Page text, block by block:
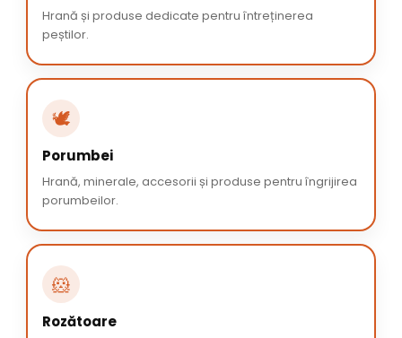
Hrană și produse dedicate pentru întreținerea
peștilor.
🕊️
Porumbei
Hrană, minerale, accesorii și produse pentru îngrijirea
porumbeilor.
🐹
Rozătoare